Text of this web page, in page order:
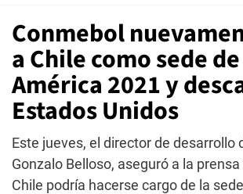
Conmebol
a Chile como sede
América 2021 y
Estados Unidos
Este jueves, el director de desarrollo
Gonzalo Belloso, aseguró a la
Chile podría hacerse cargo de la